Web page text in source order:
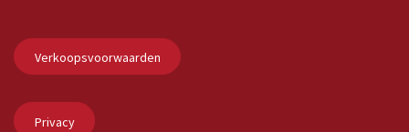
Verkoopsvoorwaarden
Privacy